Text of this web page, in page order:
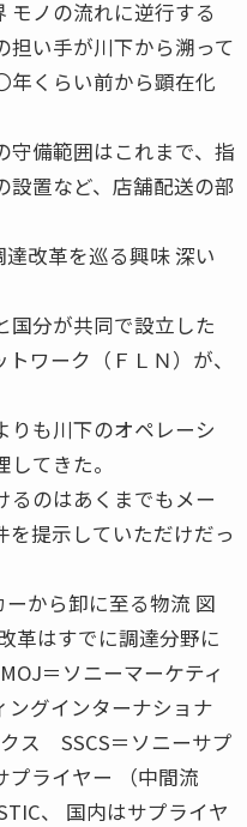
モノの流れに逆行する
担い手が川下から溯って
年くらい前から顕在化
守備範囲はこれまで、指
設置など、店舗配送の部
改革を巡る興味 深い
国分が共同で設立した
ワーク（ＦＬＮ）が、
りも川下のオペレーシ
てきた。
るのはあくまでもメー
を提示していただけだっ
から卸に至る物流 図
革はすでに調達分野に
＝ソニーマーケティ
グインターナショナ
ス SSCS＝ソニーサプ
プライヤー （中間流
、 国内はサプライヤ